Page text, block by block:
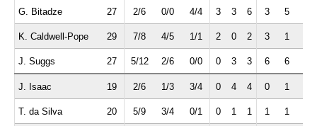
G. Bitadze 27 2/6 0/0 4/4 3 3 6 3 5
K. Caldwell-Pope 29 7/8 4/5 1/1 2 0 2 3 1
J. Suggs 27 5/12 2/6 0/0 0 3 3 6 6
J. Isaac 19 2/6 1/3 3/4 0 4 4 0 1
T. da Silva 20 5/9 3/4 0/1 0 1 1 1 1